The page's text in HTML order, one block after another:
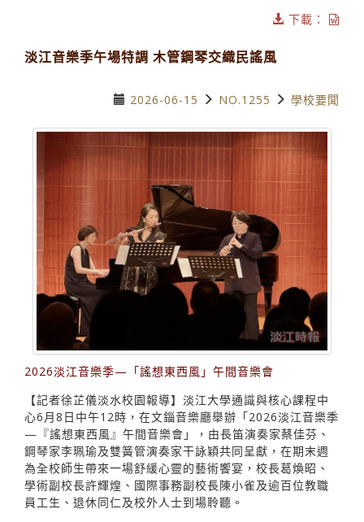
下載：
淡江音樂季午場特調 木管鋼琴交織民謠風
2026-06-15 NO.1255 學校要聞
2026淡江音樂季—「謠想東西風」午間音樂會
【記者徐芷儀淡水校園報導】淡江大學通識與核心課程中
心6月8日中午12時，在文錙音樂廳舉辦「2026淡江音樂季
—『謠想東西風』午間音樂會」，由長笛演奏家蔡佳芬、
鋼琴家李珮瑜及雙簧管演奏家干詠穎共同呈獻，在期末週
為全校師生帶來一場舒緩心靈的藝術饗宴，校長葛煥昭、
學術副校長許輝煌、國際事務副校長陳小雀及逾百位教職
員工生、退休同仁及校外人士到場聆聽。